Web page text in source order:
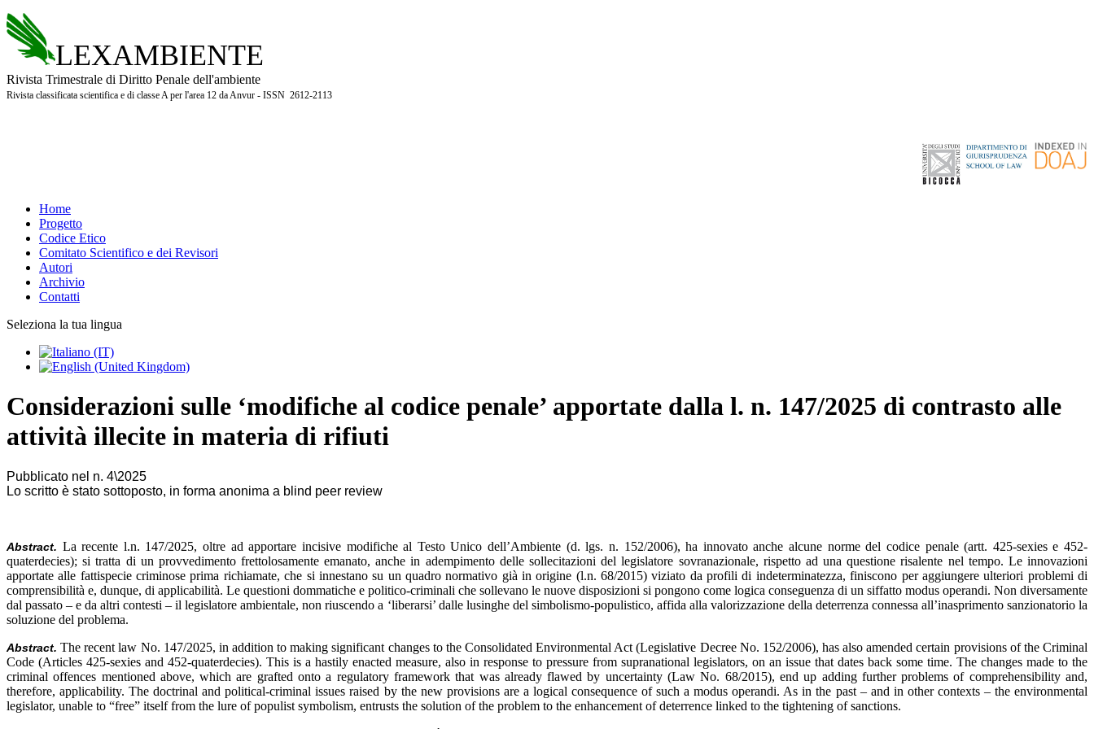
LEXAMBIENTE
Rivista Trimestrale di Diritto Penale dell'ambiente
Rivista classificata scientifica e di classe A per l'area 12 da Anvur - ISSN 2612-2113
Home
Progetto
Codice Etico
Comitato Scientifico e dei Revisori
Autori
Archivio
Contatti
Seleziona la tua lingua
Considerazioni sulle ‘modifiche al codice penale’ apportate dalla l. n. 147/2025 di contrasto alle
attività illecite in materia di rifiuti
Pubblicato nel n. 4\2025
Lo scritto è stato sottoposto, in forma anonima a blind peer review
Abstract. La recente l.n. 147/2025, oltre ad apportare incisive modifiche al Testo Unico dell’Ambiente (d. lgs. n. 152/2006), ha innovato anche alcune norme del codice penale (artt. 425-sexies e 452-
quaterdecies); si tratta di un provvedimento frettolosamente emanato, anche in adempimento delle sollecitazioni del legislatore sovranazionale, rispetto ad una questione risalente nel tempo. Le innovazioni
apportate alle fattispecie criminose prima richiamate, che si innestano su un quadro normativo già in origine (l.n. 68/2015) viziato da profili di indeterminatezza, finiscono per aggiungere ulteriori problemi di
comprensibilità e, dunque, di applicabilità. Le questioni dommatiche e politico-criminali che sollevano le nuove disposizioni si pongono come logica conseguenza di un siffatto modus operandi. Non diversamente
dal passato – e da altri contesti – il legislatore ambientale, non riuscendo a ‘liberarsi’ dalle lusinghe del simbolismo-populistico, affida alla valorizzazione della deterrenza connessa all’inasprimento sanzionatorio la
soluzione del problema.
Abstract.The recent law No. 147/2025, in addition to making significant changes to the Consolidated Environmental Act (Legislative Decree No. 152/2006), has also amended certain provisions of the Criminal
Code (Articles 425-sexies and 452-quaterdecies). This is a hastily enacted measure, also in response to pressure from supranational legislators, on an issue that dates back some time. The changes made to the
criminal offences mentioned above, which are grafted onto a regulatory framework that was already flawed by uncertainty (Law No. 68/2015), end up adding further problems of comprehensibility and,
therefore, applicability. The doctrinal and political-criminal issues raised by the new provisions are a logical consequence of such a modus operandi. As in the past – and in other contexts – the environmental
legislator, unable to “free” itself from the lure of populist symbolism, entrusts the solution of the problem to the enhancement of deterrence linked to the tightening of sanctions.